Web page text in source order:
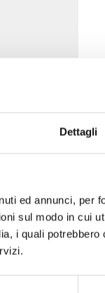
Dettagli
ed annunci, per
sul modo in cui
i quali